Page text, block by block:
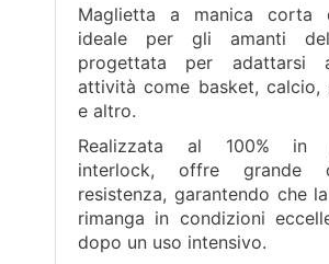
Maglietta a manica corta
ideale per gli amanti
progettata per adattarsi
attività come basket, calcio,
e altro.
Realizzata al 100% in
interlock, offre grande
resistenza, garantendo che
rimanga in condizioni
dopo un uso intensivo.